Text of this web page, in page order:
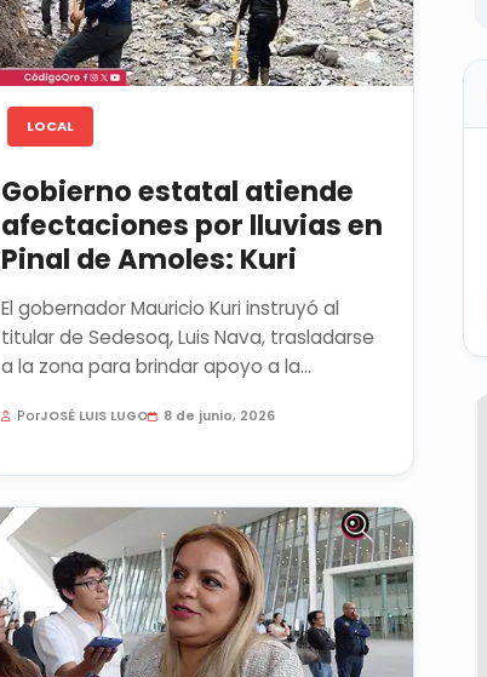
LOCAL
Gobierno estatal atiende
afectaciones por lluvias en
Pinal de Amoles: Kuri
El gobernador Mauricio Kuri instruyó al
titular de Sedesoq, Luis Nava, trasladarse
a la zona para brindar apoyo a la
PorJOSÉ LUIS LUGO 8 de junio, 2026